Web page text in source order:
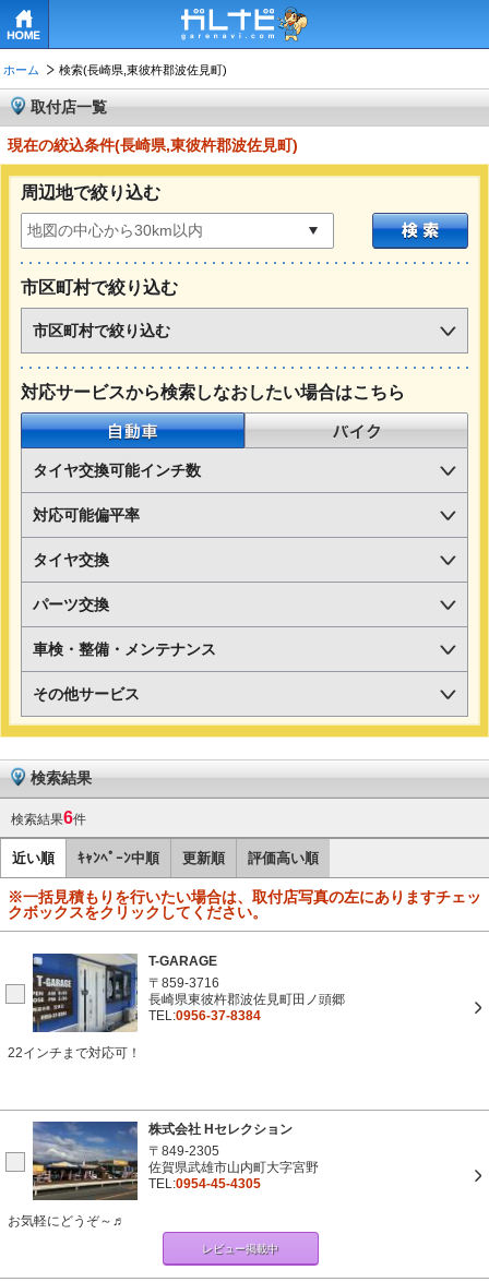
ホーム 検索(長崎県,東彼杵郡波佐見町)
取付店一覧
現在の絞込条件(長崎県,東彼杵郡波佐見町)
周辺地で絞り込む
市区町村で絞り込む
市区町村で絞り込む
対応サービスから検索しなおしたい場合はこちら
自動車
タイヤ交換可能インチ数
対応可能偏平率
タイヤ交換
パーツ交換
車検・整備・メンテナンス
その他サービス
検索結果
検索結果6件
近い順 ｷｬﾝﾍﾟｰﾝ中順 更新順 評価高い順
※一括見積もりを行いたい場合は、取付店写真の左にありますチェッ
クボックスをクリックしてください。
T-GARAGE
〒859-3716
長崎県東彼杵郡波佐見町田ノ頭郷
TEL:0956-37-8384
22インチまで対応可！
株式会社 Hセレクション
〒849-2305
佐賀県武雄市山内町大字宮野
TEL:0954-45-4305
お気軽にどうぞ～♬
レビュー掲載中